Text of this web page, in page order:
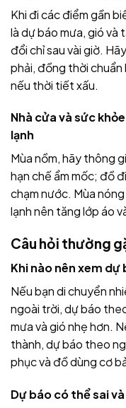
Khi đi các điểm gần
là dự báo mưa, gió và
đổi chỉ sau vài giờ.
phải, đồng thời
nếu thời tiết xấu.
Nhà cửa và sức
lạnh
Mùa nồm, hãy thông
hạn chế ẩm mốc; đồ
chạm nước. Mùa
lạnh nên tăng lớp áo
Câu hỏi thường
Khi nào nên xem dự
Nếu bạn di chuyển
ngoài trời, dự báo
mưa và gió nhẹ hơn.
thành, dự báo theo
phục và đồ dùng cơ
Dự báo có thể sai